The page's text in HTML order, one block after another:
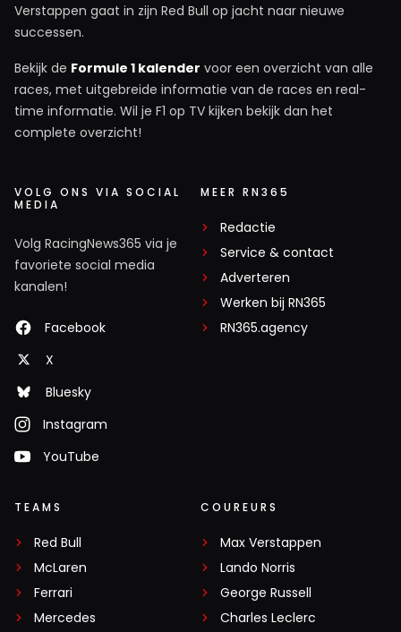
Verstappen gaat in zijn Red Bull op jacht naar nieuwe
successen.
Bekijk de Formule 1 kalender voor een overzicht van alle
races, met uitgebreide informatie van de races en real-
time informatie. Wil je F1 op TV kijken bekijk dan het
complete overzicht!
VOLG ONS VIA SOCIAL
MEDIA
Volg RacingNews365 via je
favoriete social media
kanalen!
Facebook
X
Bluesky
Instagram
YouTube
MEER RN365
Redactie
Service & contact
Adverteren
Werken bij RN365
RN365.agency
TEAMS
Red Bull
McLaren
Ferrari
Mercedes
COUREURS
Max Verstappen
Lando Norris
George Russell
Charles Leclerc